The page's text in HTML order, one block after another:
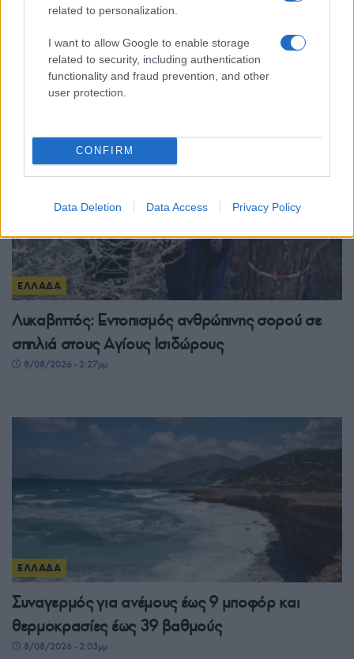
related to personalization.
I want to allow Google to enable storage
related to security, including authentication
functionality and fraud prevention, and other
user protection.
CONFIRM
Data Deletion Data Access Privacy Policy
Παραδοσιακή μουσική βραδιά «Θράκη –
Μακεδονία – Πόντος» από τον Θερμαϊκό
Κορινού
8/08/2026 - 3:00μμ
ΕΛΛΑΔΑ
Λυκαβηττός: Εντοπισμός ανθρώπινης σορού σε
σπηλιά στους Αγίους Ισιδώρους
8/08/2026 - 2:27μμ
ΕΛΛΑΔΑ
Συναγερμός για ανέμους έως 9 μποφόρ και
θερμοκρασίες έως 39 βαθμούς
8/08/2026 - 2:03μμ